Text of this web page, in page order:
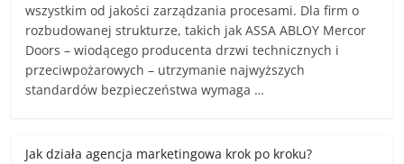
wszystkim od jakości zarządzania procesami. Dla firm o
rozbudowanej strukturze, takich jak ASSA ABLOY Mercor
Doors – wiodącego producenta drzwi technicznych i
przeciwpożarowych – utrzymanie najwyższych
standardów bezpieczeństwa wymaga …
Jak działa agencja marketingowa krok po kroku?